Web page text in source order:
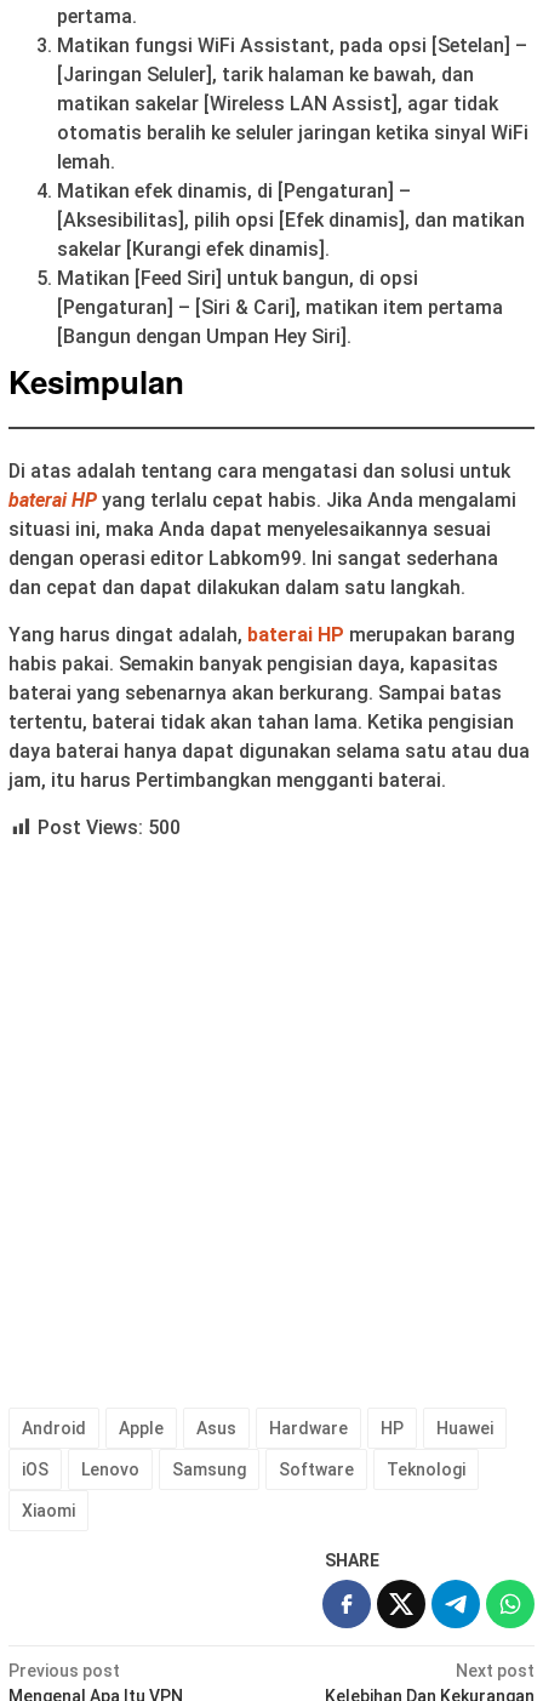
pertama.
Matikan fungsi WiFi Assistant, pada opsi [Setelan] –
[Jaringan Seluler], tarik halaman ke bawah, dan
matikan sakelar [Wireless LAN Assist], agar tidak
otomatis beralih ke seluler jaringan ketika sinyal WiFi
lemah.
Matikan efek dinamis, di [Pengaturan] –
[Aksesibilitas], pilih opsi [Efek dinamis], dan matikan
sakelar [Kurangi efek dinamis].
Matikan [Feed Siri] untuk bangun, di opsi
[Pengaturan] – [Siri & Cari], matikan item pertama
[Bangun dengan Umpan Hey Siri].
Kesimpulan
Di atas adalah tentang cara mengatasi dan solusi untuk
baterai HP yang terlalu cepat habis. Jika Anda mengalami
situasi ini, maka Anda dapat menyelesaikannya sesuai
dengan operasi editor Labkom99. Ini sangat sederhana
dan cepat dan dapat dilakukan dalam satu langkah.
Yang harus dingat adalah, baterai HP merupakan barang
habis pakai. Semakin banyak pengisian daya, kapasitas
baterai yang sebenarnya akan berkurang. Sampai batas
tertentu, baterai tidak akan tahan lama. Ketika pengisian
daya baterai hanya dapat digunakan selama satu atau dua
jam, itu harus Pertimbangkan mengganti baterai.
Post Views: 500
Android Apple Asus Hardware HP Huawei
iOS Lenovo Samsung Software Teknologi
Xiaomi
SHARE
Post
Previous post
Mengenal Apa Itu VPN
Next post
Kelebihan Dan Kekurangan